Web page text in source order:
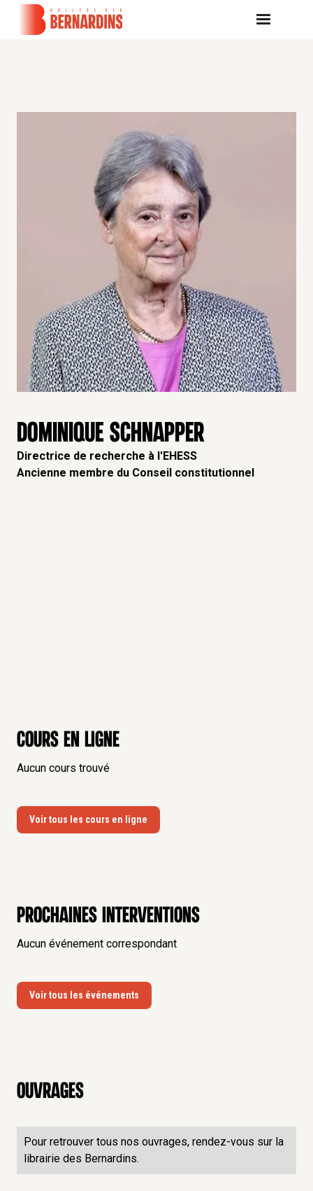
DOMINIQUE SCHNAPPER
Directrice de recherche à l'EHESS
Ancienne membre du Conseil constitutionnel
Cours en ligne
Aucun cours trouvé
Voir tous les cours en ligne
Prochaines interventions
Aucun événement correspondant
Voir tous les événements
Ouvrages
Pour retrouver tous nos ouvrages, rendez-vous sur la
librairie des Bernardins.